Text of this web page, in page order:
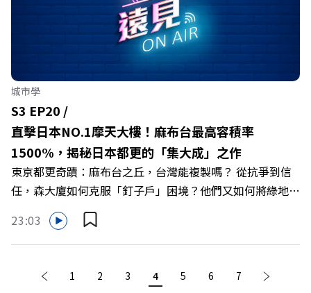
城市東拼西湊，不利於整體發展 主持人／遠見雜誌總編輯
林讓均 與談人／遠見雜誌記者陳品融 +++++ 旅行，是人
生中場的解藥！ 下一場旅行這樣做可以更精采 👉
https://gvmkt.pse.is/6h8kn9 +++++ 關注《遠見》更多的
社群： LINE：https://reurl.cc/A4ELQp IG：
https://bit.ly/3AjBWNV YT：https://bit.ly/38jNi9k
FB：http://bit.ly/2mtgGoE Powered by Firstory
Hosting
城市學
S3 EP20 /
直擊日本NO.1摩天大樓！麻布台最高容積率
1500%，揭秘日本都更的「集大成」之作
東京都更奇蹟：麻布台之丘，台灣能複製嗎？ 從抗爭到信
任，森大廈如何克服「釘子戶」困境？他們又如何將綠地融
入都更計畫，打造一座都市中的綠洲？ 本集【遠見ON
AIR】還會帶你走進TeamLab數位美術館，感受科技與藝術
的融合，以及探索Aman 集團的姊妹飯店 Janu，感受身心
與日本經驗做比較，一起思考：台灣難道打造不出我們的
23:03
page 1 2 3 4 You're on page
5 6 7 page